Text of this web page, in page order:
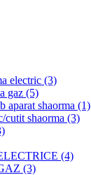
electric (3)
gaz (5)
aparat shaorma (1)
cutit shaorma (3)
(4)
(3)